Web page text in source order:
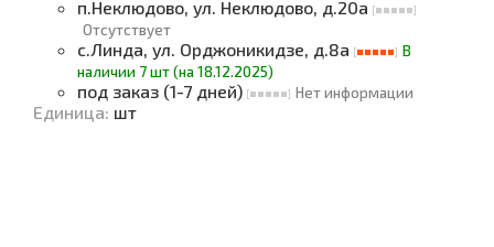
п.Неклюдово, ул. Неклюдово, д.20а
Отсутствует
с.Линда, ул. Орджоникидзе, д.8а
В
наличии 7 шт (на 18.12.2025)
под заказ (1-7 дней) Нет информации
Единица: шт